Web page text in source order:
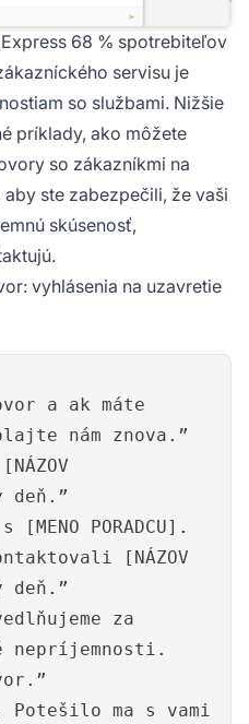
68 % spotrebiteľov
servisu je
so službami. Nižšie
príklady, ako môžete
so zákazníkmi na
ste zabezpečili, že vaši
skúsenosť,
vyhlásenia na uzavretie
a ak máte
nám znova.”
deň.”
PORADCU].
[NÁZOV
deň.”
za
nepríjemnosti.
Potešilo ma s vami